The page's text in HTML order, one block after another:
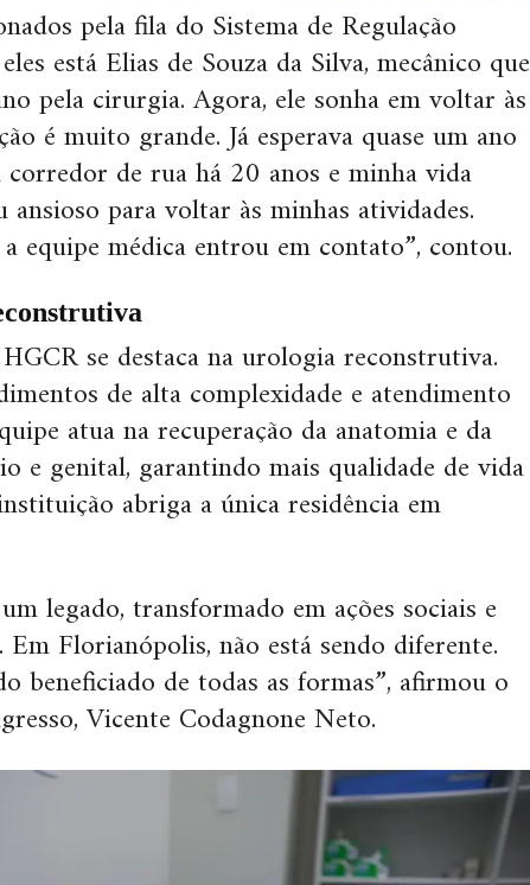
pela fila do Sistema de Regulação
está Elias de Souza da Silva, mecânico que
pela cirurgia. Agora, ele sonha em voltar às
é muito grande. Já esperava quase um ano
de rua há 20 anos e minha vida
ansioso para voltar às minhas atividades.
equipe médica entrou em contato”, contou.
se destaca na urologia reconstrutiva.
de alta complexidade e atendimento
atua na recuperação da anatomia e da
e genital, garantindo mais qualidade de vida
abriga a única residência em
legado, transformado em ações sociais e
Em Florianópolis, não está sendo diferente.
beneficiado de todas as formas”, afirmou o
Vicente Codagnone Neto.